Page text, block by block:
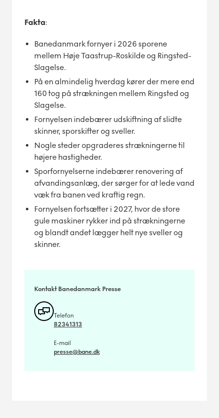
Fakta:
Banedanmark fornyer i 2026 sporene
mellem Høje Taastrup-Roskilde og Ringsted-
Slagelse.
På en almindelig hverdag kører der mere end
160 tog på strækningen mellem Ringsted og
Slagelse.
Fornyelsen indebærer udskiftning af slidte
skinner, sporskifter og sveller.
Nogle steder opgraderes strækningerne til
højere hastigheder.
Sporfornyelserne indebærer renovering af
afvandingsanlæg, der sørger for at lede vand
væk fra banen ved kraftig regn.
Fornyelsen fortsætter i 2027, hvor de store
gule maskiner rykker ind på strækningerne
og blandt andet lægger helt nye sveller og
skinner.
Kontakt Banedanmark Presse
Telefon
82341313
E-mail
presse@bane.dk